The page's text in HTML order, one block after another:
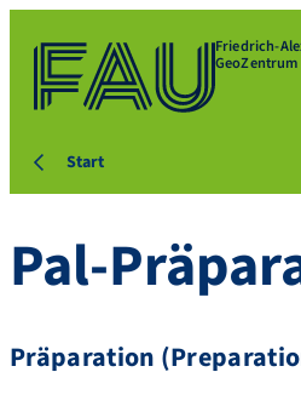
Friedrich-
Start
Pal-
Präparation